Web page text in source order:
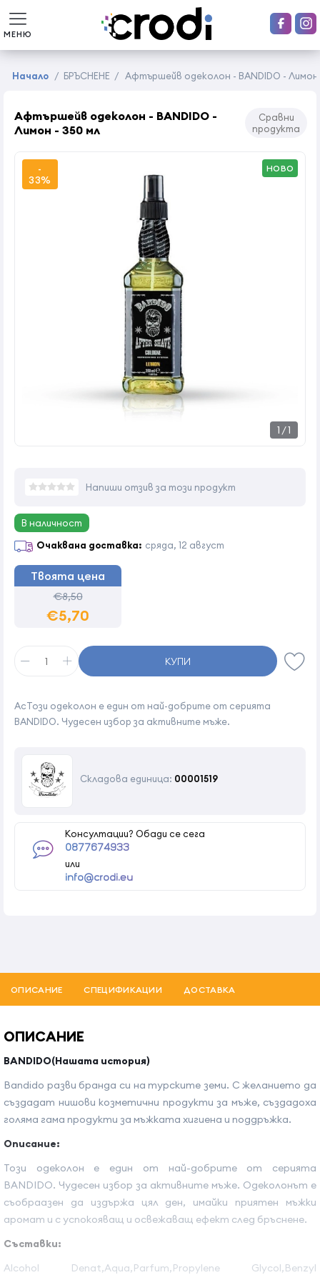
МЕНЮ
Начало / БРЪСНЕНЕ / Афтършейв одеколон - BANDIDO - Лимон
Афтършейв одеколон - BANDIDO -
Лимон - 350 мл
Сравни
продукта
1 /1
-
33%
НОВО
AcТози одеколон е един от най-добрите от серията
BANDIDO. Чудесен избор за активните мъже.
Складова единица: 00001519
Консултации? Обади се сега
0877674933
или
info@crodi.eu
Напиши отзив за този продукт
В наличност
Очаквана доставка: сряда, 12 август
Твоята цена
€8,50
€5,70
КУПИ
ОПИСАНИЕ СПЕЦИФИКАЦИИ ДОСТАВКА
ОПИСАНИЕ
BANDIDO(Нашата история)
Bandido разви бранда си на турските земи. С желанието да
създадат нишови козметични продукти за мъже, създадоха
голяма гама продукти за мъжката хигиена и поддръжка.
Описание:
Този одеколон е един от най-добрите от серията
BANDIDO. Чудесен избор за активните мъже. Одеколонът е
съобраазен да издържа цял ден, имайки приятен мъжки
аромат и с успокояващ и освежаващ ефект след бръснене.
Съставки:
Alcohol Denat,Aqua,Parfum,Propylene Glycol,Benzyl